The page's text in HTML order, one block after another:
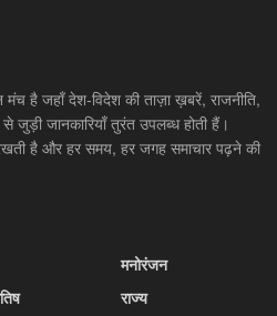
है जहाँ देश-विदेश की ताज़ा ख़बरें, राजनीति,
जानकारियाँ तुरंत उपलब्ध होती हैं।
है और हर समय, हर जगह समाचार पढ़ने की
मनोरंजन
राज्य